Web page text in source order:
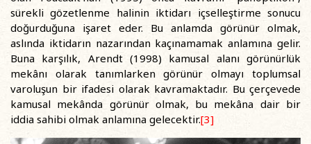
sürekli gözetlenme halinin iktidarı içselleştirme sonucu
doğurduğuna işaret eder. Bu anlamda görünür olmak,
aslında iktidarın nazarından kaçınamamak anlamına gelir.
Buna karşılık, Arendt (1998) kamusal alanı görünürlük
mekânı olarak tanımlarken görünür olmayı toplumsal
varoluşun bir ifadesi olarak kavramaktadır. Bu çerçevede
kamusal mekânda görünür olmak, bu mekâna dair bir
iddia sahibi olmak anlamına gelecektir.[3]